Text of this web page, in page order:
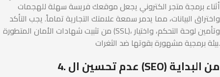
أثناء برمجة متجر الكتروني يجعل موقعك فريسة سهلة للهجمات
واختراق البيانات، مما يدمر سمعة علامتك التجارية تماماً. يجب التأكد
من تثبيت شهادات الأمان المتطورة (SSL)، وتأمين لوحة التحكم، واختيار
بيئة برمجية مشهورة بقوتها ضد الثغرات.
4. عدم تحسين ال (SEO) من البداية